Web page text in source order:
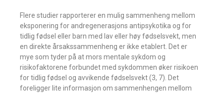
Flere studier rapporterer en mulig ­sammen­heng mellom
eksponering for andre­genera­sjons antipsykotika og for
tidlig fødsel eller barn med lav eller høy ­fødselsvekt, men
en direkte årsaks­sammenheng er ikke etablert. Det er
mye som tyder på at mors mentale sykdom og
risikofaktorene ­forbundet med sykdommen øker risikoen
for tidlig fødsel og avvikende fødselsvekt (3, 7). Det
foreligger lite informasjon om ­sammenhengen mellom